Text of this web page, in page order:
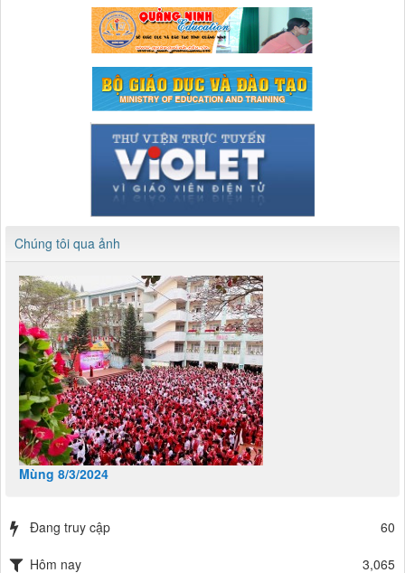
Chúng tôi qua ảnh
Mùng 8/3/2024
Đang truy cập 60
Hôm nay
3,065